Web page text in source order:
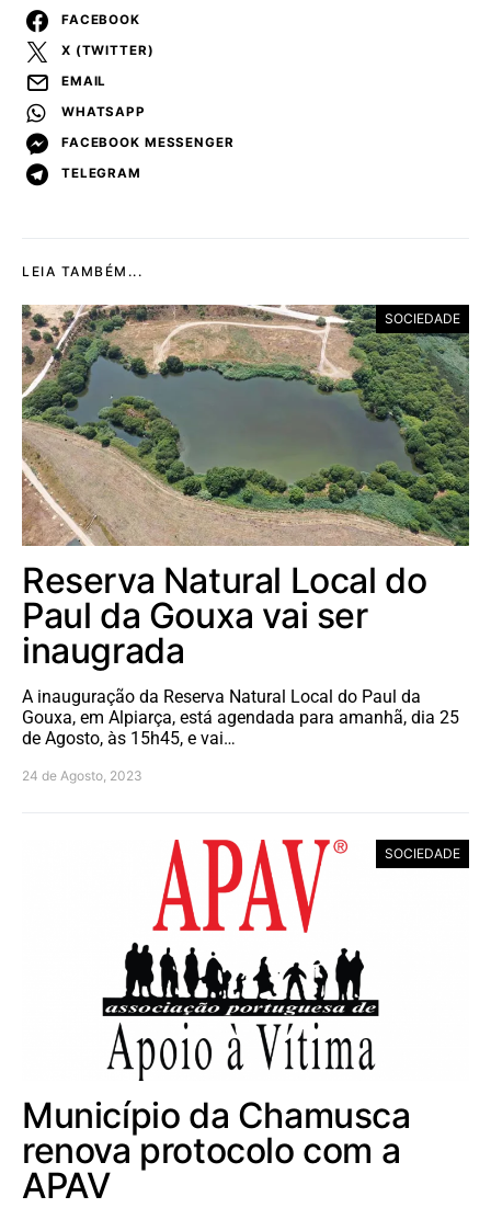
FACEBOOK
X (TWITTER)
EMAIL
WHATSAPP
FACEBOOK MESSENGER
TELEGRAM
LEIA TAMBÉM...
SOCIEDADE
Reserva Natural Local do
Paul da Gouxa vai ser
inaugrada
A inauguração da Reserva Natural Local do Paul da
Gouxa, em Alpiarça, está agendada para amanhã, dia 25
de Agosto, às 15h45, e vai…
24 de Agosto, 2023
SOCIEDADE
Município da Chamusca
renova protocolo com a
APAV